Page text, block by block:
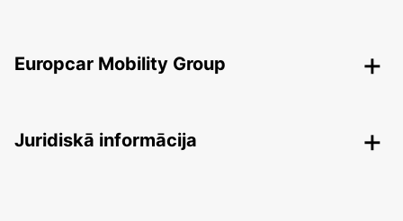
Europcar Mobility Group
Juridiskā informācija